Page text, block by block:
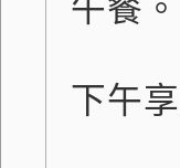
午餐。
下午